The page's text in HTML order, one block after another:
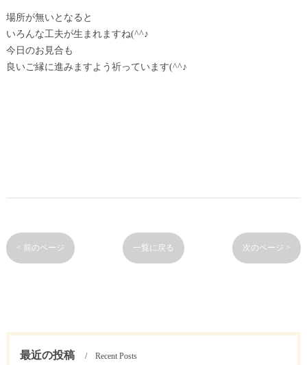
場所が無いとなると
いろんな工夫が生まれますね(^^♪
今日のお見合も
良いご縁に進みますよう祈っています(^^♪
< 前のページ 一覧に戻る 次のページ >
最近の投稿 Recent Posts